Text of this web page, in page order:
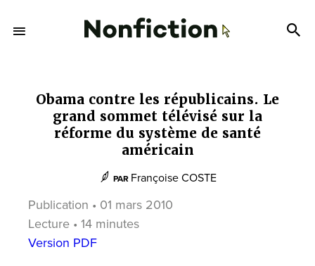
Obama contre les républicains. Le
grand sommet télévisé sur la
réforme du système de santé
américain
PAR Françoise COSTE
Publication • 01 mars 2010
Lecture • 14 minutes
Version PDF